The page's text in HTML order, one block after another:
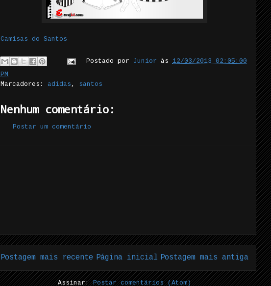
Camisas do Santos
Postado por Junior às 12/03/2013 02:05:00
PM
Marcadores: adidas , santos
Nenhum comentário:
Postar um comentário
Postagem mais recente Postagem mais antiga
Página inicial
Assinar:Postar comentários (Atom)